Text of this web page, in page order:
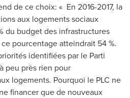
de ce choix: « En 2016-2017, la
aux logements sociaux
du budget des infrastructures
pourcentage atteindrait 54 %.
identifiées par le Parti
peu près rien pour
logements. Pourquoi le PLC ne
financer que de nouveaux